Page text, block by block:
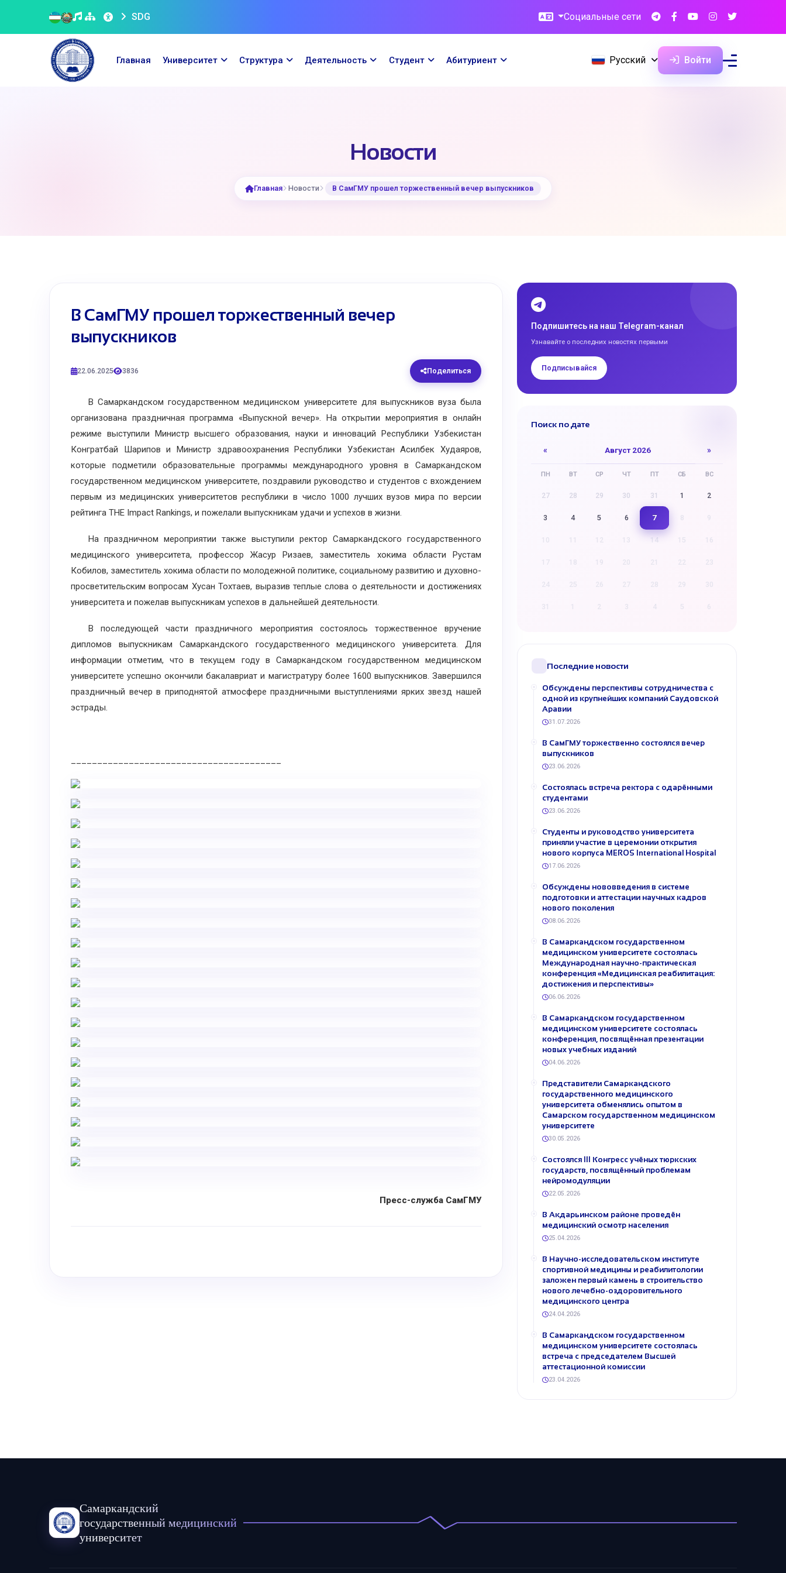
SDG Социальные сети
Главная Университет Структура Деятельность Cтудент Абитуриент Русский Войти
Новости
Главная Новости В СамГМУ прошел торжественный вечер выпускников
В СамГМУ прошел торжественный вечер
выпускников
22.06.2025 3836 Поделиться
В Самаркандском государственном медицинском университете для выпускников вуза была
организована праздничная программа «Выпускной вечер». На открытии мероприятия в онлайн
режиме выступили Министр высшего образования, науки и инноваций Республики Узбекистан
Конгратбай Шарипов и Министр здравоохранения Республики Узбекистан Асилбек Худаяров,
которые подметили образовательные программы международного уровня в Самаркандском
государственном медицинском университете, поздравили руководство и студентов с вхождением
первым из медицинских университетов республики в число 1000 лучших вузов мира по версии
рейтинга THE Impact Rankings, и пожелали выпускникам удачи и успехов в жизни.
На праздничном мероприятии также выступили ректор Самаркандского государственного
медицинского университета, профессор Жасур Ризаев, заместитель хокима области Рустам
Кобилов, заместитель хокима области по молодежной политике, социальному развитию и духовно-
просветительским вопросам Хусан Тохтаев, выразив теплые слова о деятельности и достижениях
университета и пожелав выпускникам успехов в дальнейшей деятельности.
В последующей части праздничного мероприятия состоялось торжественное вручение
дипломов выпускникам Самаркандского государственного медицинского университета. Для
информации отметим, что в текущем году в Самаркандском государственном медицинском
университете успешно окончили бакалавриат и магистратуру более 1600 выпускников. Завершился
праздничный вечер в приподнятой атмосфере праздничными выступлениями ярких звезд нашей
эстрады.
Пресс-служба СамГМУ
Подпишитесь на наш Telegram-канал
Узнавайте о последних новостях первыми
Подписывайся
Поиск по дате
« Август 2026 »
ПН ВТ СР ЧТ ПТ СБ ВС
27 28 29 30 31 1 2
3 4 5 6 7
14 16
22 23
28 29 30
4 5 6
Последние новости
Обсуждены перспективы сотрудничества с
одной из крупнейших компаний Саудовской
Аравии
31.07.2026
В СамГМУ торжественно состоялся вечер
выпускников
23.06.2026
Состоялась встреча ректора с одарёнными
студентами
23.06.2026
Студенты и руководство университета
приняли участие в церемонии открытия
нового корпуса MEROS International Hospital
17.06.2026
Обсуждены нововведения в системе
подготовки и аттестации научных кадров
нового поколения
08.06.2026
В Самаркандском государственном
медицинском университете состоялась
Международная научно-практическая
конференция «Медицинская реабилитация:
достижения и перспективы»
06.06.2026
В Самаркандском государственном
медицинском университете состоялась
конференция, посвящённая презентации
новых учебных изданий
04.06.2026
Представители Самаркандского
государственного медицинского
университета обменялись опытом в
Самарском государственном медицинском
университете
30.05.2026
Состоялся III Конгресс учёных тюркских
государств, посвящённый проблемам
нейромодуляции
22.05.2026
В Акдарьинском районе проведён
медицинский осмотр населения
25.04.2026
В Научно-исследовательском институте
спортивной медицины и реабилитологии
заложен первый камень в строительство
нового лечебно-оздоровительного
медицинского центра
24.04.2026
В Самаркандском государственном
медицинском университете состоялась
встреча с председателем Высшей
аттестационной комиссии
23.04.2026
Самаркандский
государственный медицинский
университет